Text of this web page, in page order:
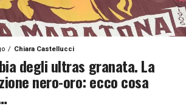
Chiara Castellucci
degli ultras granata. La
nero-oro: ecco cosa